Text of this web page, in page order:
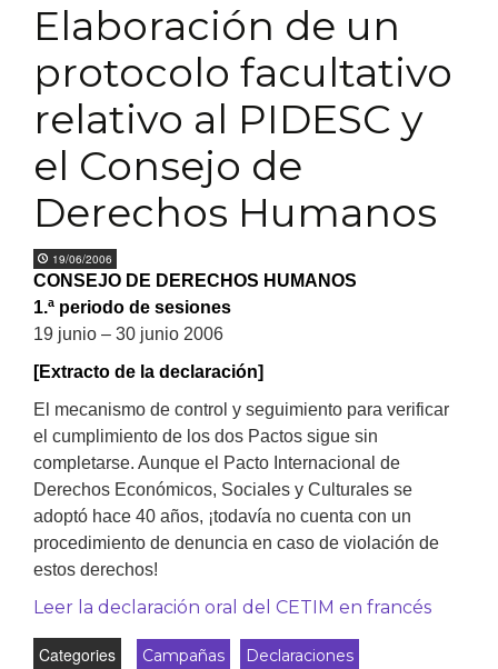
Elaboración de un
protocolo facultativo
relativo al PIDESC y
el Consejo de
Derechos Humanos
19/06/2006
CONSEJO DE DERECHOS HUMANOS
1.ª periodo de sesiones
19 junio – 30 junio 2006
[Extracto de la declaración]
El mecanismo de control y seguimiento para verificar
el cumplimiento de los dos Pactos sigue sin
completarse. Aunque el Pacto Internacional de
Derechos Económicos, Sociales y Culturales se
adoptó hace 40 años, ¡todavía no cuenta con un
procedimiento de denuncia en caso de violación de
estos derechos!
Leer la declaración oral del CETIM en francés
Categories Campañas Declaraciones